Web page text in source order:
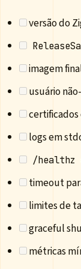
versão do
imagem
usuário
certificados
logs em
/healthz
timeout
limites de
graceful
métricas